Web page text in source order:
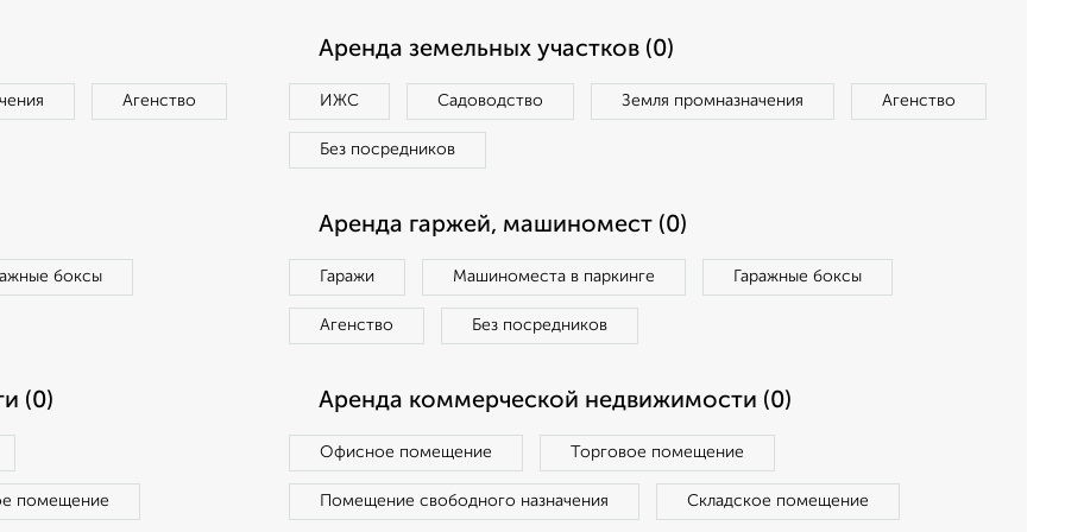
Агенство
Аренда земельных участков (0)
ИЖС Садоводство Земля промназначения Агенство
Без посредников
боксы
Аренда гаржей, машиномест (0)
Гаражи Машиноместа в паркинге Гаражные боксы
Агенство Без посредников
(0)
помещение
Аренда коммерческой недвижимости (0)
Офисное помещение Торговое помещение
Помещение свободного назначения Складское помещение